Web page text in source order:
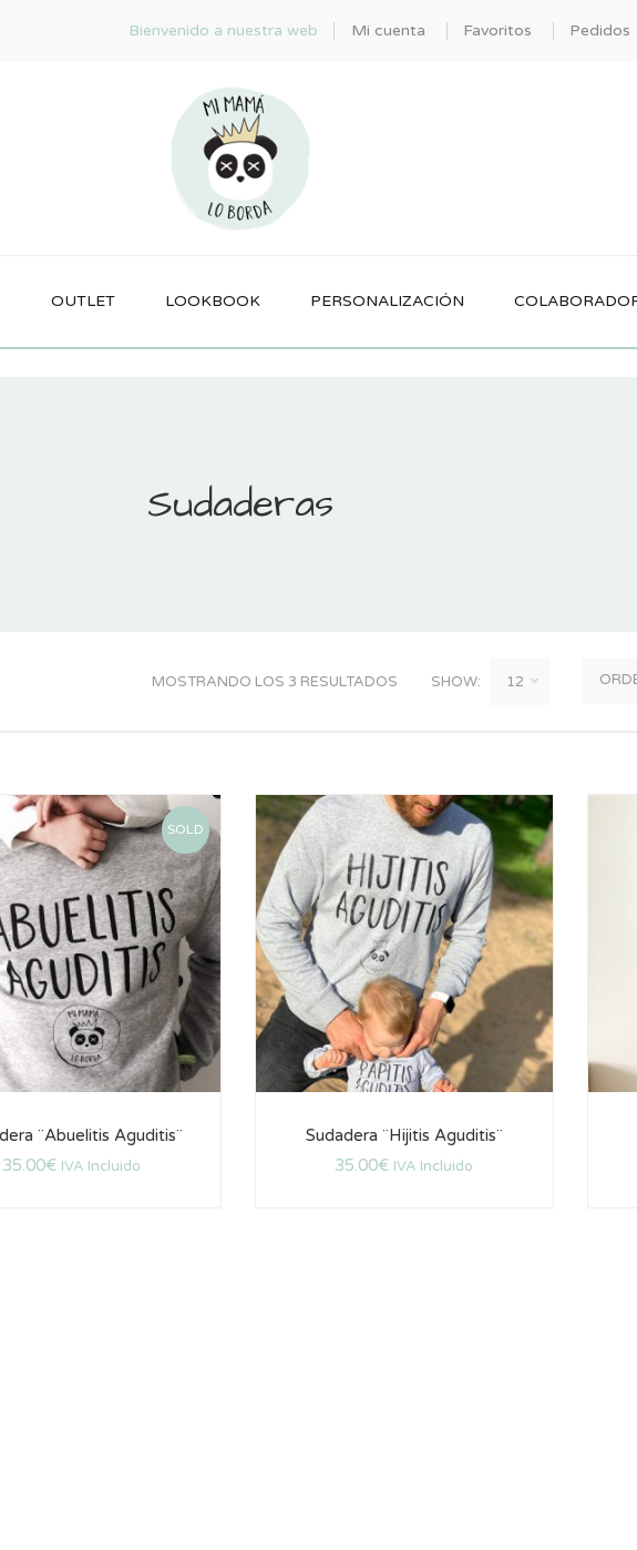
Bienvenido a nuestra web Mi cuenta Favoritos Pedidos
OUTLET LOOKBOOK PERSONALIZACIÓN
Sudaderas
MOSTRANDO LOS 3 RESULTADOS SHOW:
SOLD
¨Abuelitis Aguditis¨
35.00€ IVA Incluido
Sudadera ¨Hijitis Aguditis¨
35.00€ IVA Incluido